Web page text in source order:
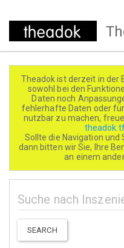
Direkt
Theadok ist derzeit in der
sowohl bei den
Daten noch
fehlerhafte Daten oder
nutzbar zu machen,
Sollte die Navigation und
dann bitten wir Sie, Ihre
an einem
SEARCH